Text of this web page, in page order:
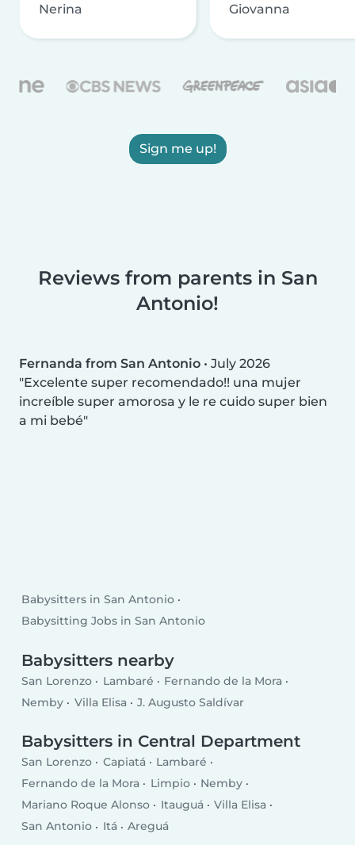
Nerina Giovanna
Sign me up!
Reviews from parents in San
Antonio!
Fernanda from San Antonio • July 2026
Excelente super recomendado!! una mujer
increíble super amorosa y le re cuido super bien
a mi bebé
Babysitters in San Antonio
Babysitting Jobs in San Antonio
Babysitters nearby
San Lorenzo Lambaré
Fernando de la Mora
Nemby
Villa Elisa J. Augusto Saldívar
Babysitters in Central Department
San Lorenzo Capiatá
Lambaré
Fernando de la Mora
Limpio
Nemby
Mariano Roque Alonso
Itauguá
Villa Elisa
San Antonio
Itá Areguá